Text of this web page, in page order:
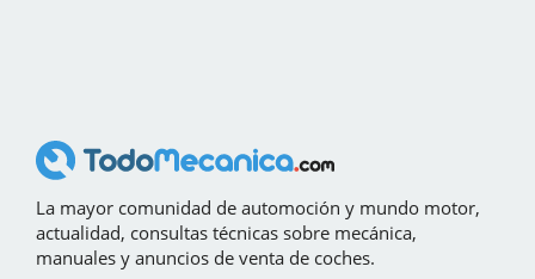
La mayor comunidad de automoción y mundo motor,
actualidad, consultas técnicas sobre mecánica,
manuales y anuncios de venta de coches.